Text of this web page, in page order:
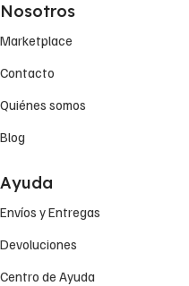
Nosotros
Marketplace
Contacto
Quiénes somos
Blog
Ayuda
Envíos y Entregas
Devoluciones
Centro de Ayuda